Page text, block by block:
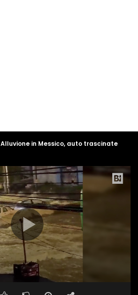
Alluvione in Messico, auto trascinate